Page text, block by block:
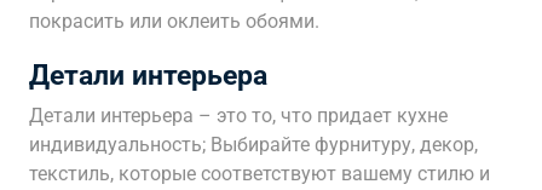
покрасить или оклеить обоями.
Детали интерьера
Детали интерьера – это то, что придает кухне
индивидуальность; Выбирайте фурнитуру, декор,
текстиль, которые соответствуют вашему стилю и